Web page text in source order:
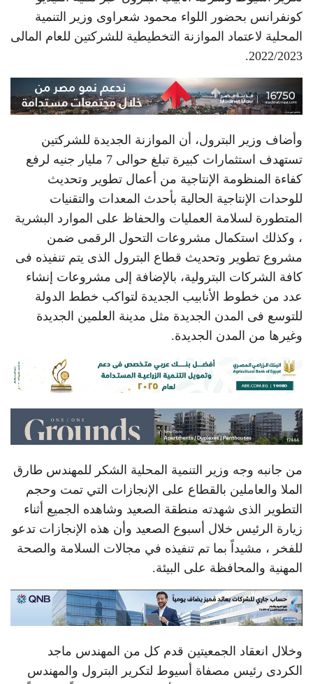
كونفرانس بحضور اللواء محمود شعراوى وزير التنمية
المحلية لاعتماد الموازنة التخطيطية للشركتين للعام المالى
2022/2023.
وأضاف وزير البترول، أن الموازنة الجديدة للشركتين
تستهدف استثمارات كبيرة تبلغ حوالى 7 مليار جنيه لرفع
كفاءة المنظومة الإنتاجية من أعمال تطوير وتحديث
للوحدات الإنتاجية الحالية بأحدث المعدات والتقنيات
المتطورة لسلامة العمليات والحفاظ على الموارد البشرية
، وكذلك استكمال مشروعات التحول الرقمى ضمن
مشروع تطوير وتحديث قطاع البترول الذى يتم تنفيذه فى
كافة الشركات البترولية، بالإضافة إلى مشروعات إنشاء
عدد من خطوط الأنابيب الجديدة لتواكب خطط الدولة
للتوسع فى المدن الجديدة مثل مدينة العلمين الجديدة
وغيرها من المدن الجديدة.
من جانبه وجه وزير التنمية المحلية الشكر للمهندس طارق
الملا والعاملين بالقطاع على الإنجازات التي تمت وحجم
التطوير الذى شهدته منطقة الصعيد وشاهده الجميع أثناء
زيارة الرئيس خلال أسبوع الصعيد وأن هذه الإنجازات تدعو
للفخر ، مشيداً بما تم تنفيذه في مجالات السلامة والصحة
المهنية والمحافظة على البيئة.
وخلال انعقاد الجمعيتين قدم كل من المهندس ماجد
الكردى رئيس مصفاة أسيوط لتكرير البترول والمهندس